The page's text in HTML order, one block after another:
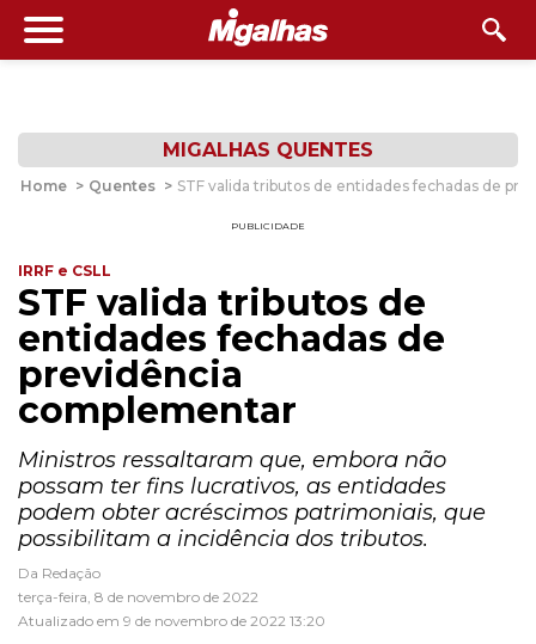
MIGALHAS QUENTES
Home > Quentes > STF valida tributos de entidades fechadas de
PUBLICIDADE
IRRF e CSLL
STF valida tributos de
entidades fechadas de
previdência
complementar
Ministros ressaltaram que, embora não
possam ter fins lucrativos, as entidades
podem obter acréscimos patrimoniais, que
possibilitam a incidência dos tributos.
Da Redação
terça-feira, 8 de novembro de 2022
Atualizado em 9 de novembro de 2022 13:20